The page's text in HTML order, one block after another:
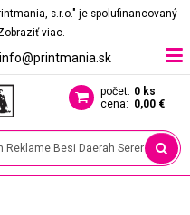
s.r.o." je spolufinancovaný
viac.
info@printmania.sk
počet: 0 ks
cena: 0,00 €